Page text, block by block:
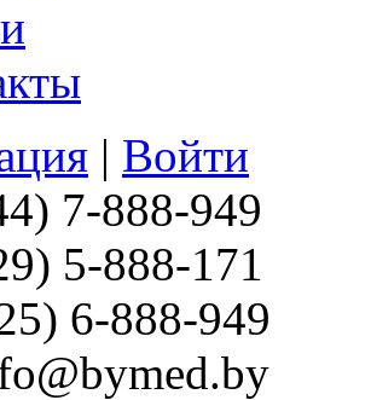
| Войти
7-888-949
5-888-171
6-888-949